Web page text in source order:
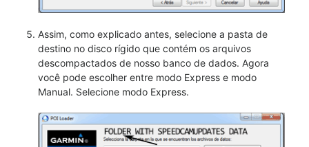
Assim, como explicado antes, selecione a pasta de
destino no disco rígido que contém os arquivos
descompactados de nosso banco de dados. Agora
você pode escolher entre modo Express e modo
Manual. Selecione modo Express.